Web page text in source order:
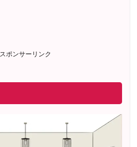
スポンサーリンク